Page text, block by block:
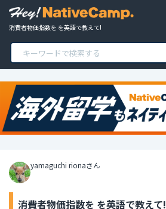
消費者物価指数を を英語で教えて!
yamaguchi rionaさん
消費者物価指数を を英語で教えて!